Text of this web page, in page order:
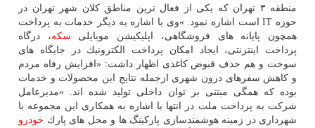
منطقه ۳ تهران كه یكی از فعال ترین مناطق كلان شهر تهران در
حوزه IT است اشاره نمود. »وی با اشاره به دیگر خدمات به پرداخت
همچون پایانه های فروشگاهی، اپلیكیشن موبایلی سكه، درگاه
پرداخت اینترنتی، ایجاد امكان پرداخت الكترونیك در جایگاه های
سوخت و هم حذف قبوض كاغذی اظهار داشت: «افزایش رفاه مردم
و كاهش سفرهای درون شهری ازجمله نتایج این محصولات و خدمات
بوده كه همگی مبتنی بر توان داخلی تولید شده اند. »مدیرعامل
شركت به پرداخت ملت در انتها با اشاره به همكاری این مجموعه با
شهرداری در زمینه هوشمندسازی پاركینگ ها و محل های پارك خودرو